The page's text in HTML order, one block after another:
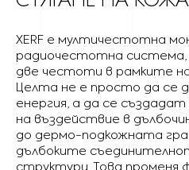
XERF е мултичестотна
радиочестотна система,
две честоти в рамките
Целта не е просто да се
енергия, а да се създадат
на въздействие в
до дермо-подкожната
дълбоките
структури. Това променя